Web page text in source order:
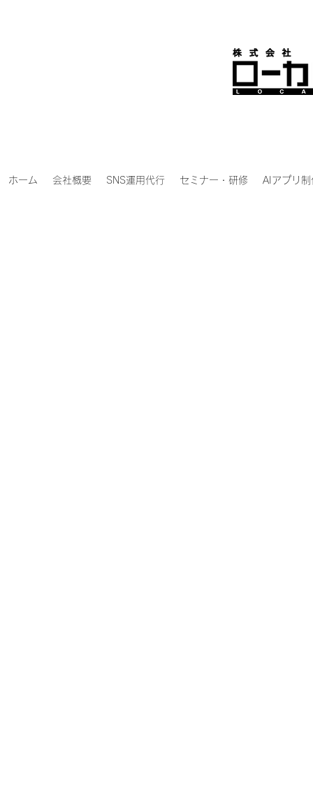
ホーム 会社概要 SNS運用代行 セミナー・研修 AIアプリ制